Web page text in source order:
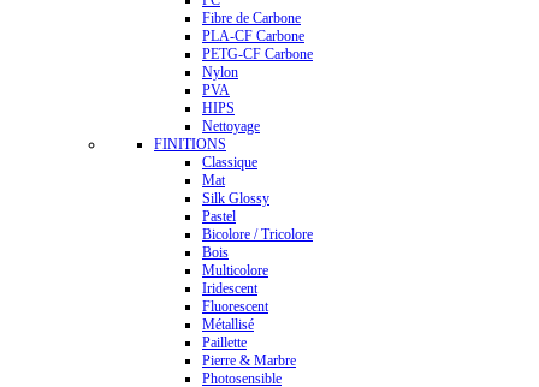
Fibre de Carbone
PLA-CF Carbone
PETG-CF Carbone
Nylon
PVA
HIPS
Nettoyage
FINITIONS
Classique
Mat
Silk Glossy
Pastel
Bicolore / Tricolore
Bois
Multicolore
Iridescent
Fluorescent
Métallisé
Paillette
Pierre & Marbre
Photosensible